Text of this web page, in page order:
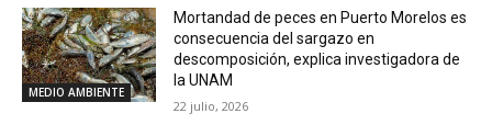
MEDIO AMBIENTE
Mortandad de peces en Puerto Morelos es
consecuencia del sargazo en
descomposición, explica investigadora de
la UNAM
22 julio, 2026